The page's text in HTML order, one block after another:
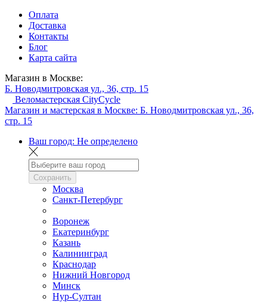
Оплата
Доставка
Контакты
Блог
Карта сайта
Магазин в Москве:
Б. Новодмитровская ул., 36, стр. 15
Веломастерская CityCycle
Магазин и мастерская в Москве: Б. Новодмитровская ул., 36,
стр. 15
Ваш город: Не определено
Сохранить
Москва
Санкт-Петербург
Воронеж
Екатеринбург
Казань
Калининград
Краснодар
Нижний Новгород
Минск
Нур-Султан